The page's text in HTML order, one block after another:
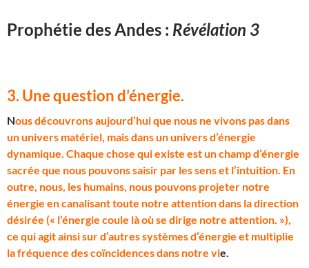
Prophétie des Andes : Révélation 3
3. Une question d’énergie.
Nous découvrons aujourd’hui que nous ne vivons pas dans
un univers matériel, mais dans un univers d’énergie
dynamique. Chaque chose qui existe est un champ d’énergie
sacrée que nous pouvons saisir par les sens et l’intuition. En
outre, nous, les humains, nous pouvons projeter notre
énergie en canalisant toute notre attention dans la direction
désirée (« l’énergie coule là où se dirige notre attention. »),
ce qui agit ainsi sur d’autres systèmes d’énergie et multiplie
la fréquence des coïncidences dans notre vie.